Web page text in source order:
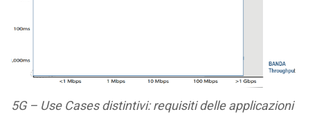
5G – Use Cases distintivi: requisiti delle applicazioni